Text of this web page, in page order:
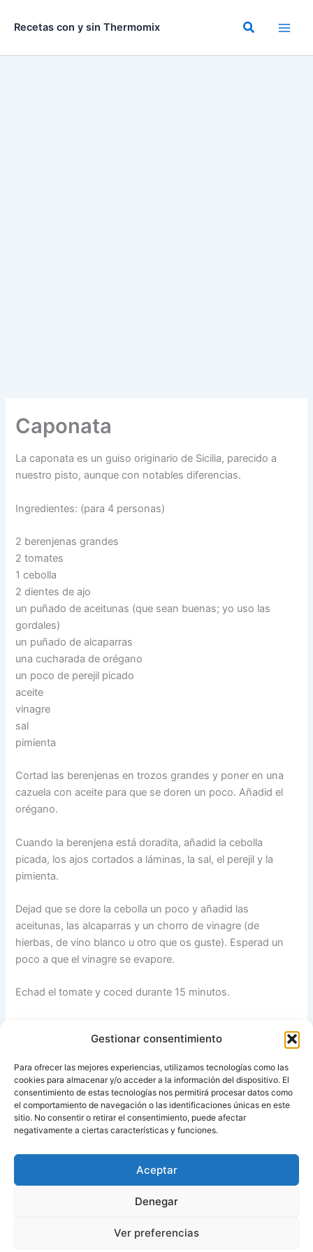
Gestionar consentimiento
Para ofrecer las mejores experiencias, utilizamos tecnologías como las
cookies para almacenar y/o acceder a la información del dispositivo. El
consentimiento de estas tecnologías nos permitirá procesar datos como
el comportamiento de navegación o las identificaciones únicas en este
sitio. No consentir o retirar el consentimiento, puede afectar
negativamente a ciertas características y funciones.
Aceptar
Denegar
Ver preferencias
Recetas con y sin Thermomix Buscar
Caponata
La caponata es un guiso originario de Sicilia, parecido a
nuestro pisto, aunque con notables diferencias.
Ingredientes: (para 4 personas)
2 berenjenas grandes
2 tomates
1 cebolla
2 dientes de ajo
un puñado de aceitunas (que sean buenas; yo uso las
gordales)
un puñado de alcaparras
una cucharada de orégano
un poco de perejil picado
aceite
vinagre
sal
pimienta
Cortad las berenjenas en trozos grandes y poner en una
cazuela con aceite para que se doren un poco. Añadid el
orégano.
Cuando la berenjena está doradita, añadid la cebolla
picada, los ajos cortados a láminas, la sal, el perejil y la
pimienta.
Dejad que se dore la cebolla un poco y añadid las
aceitunas, las alcaparras y un chorro de vinagre (de
hierbas, de vino blanco u otro que os guste). Esperad un
poco a que el vinagre se evapore.
Echad el tomate y coced durante 15 minutos.
pastas. Además se puede tomar frío, templado, caliente…
¿qué más queréis?
Fuente: No tengo Thermomix
ANTERIOR SIGUIENTE